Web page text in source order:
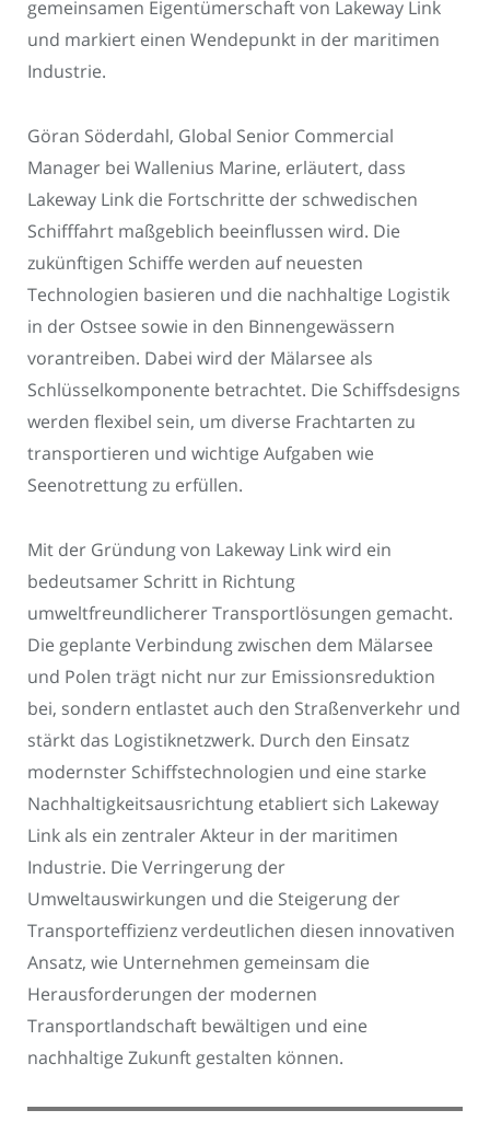
gemeinsamen Eigentümerschaft von Lakeway Link
und markiert einen Wendepunkt in der maritimen
Industrie.
Göran Söderdahl, Global Senior Commercial
Manager bei Wallenius Marine, erläutert, dass
Lakeway Link die Fortschritte der schwedischen
Schifffahrt maßgeblich beeinflussen wird. Die
zukünftigen Schiffe werden auf neuesten
Technologien basieren und die nachhaltige Logistik
in der Ostsee sowie in den Binnengewässern
vorantreiben. Dabei wird der Mälarsee als
Schlüsselkomponente betrachtet. Die Schiffsdesigns
werden flexibel sein, um diverse Frachtarten zu
transportieren und wichtige Aufgaben wie
Seenotrettung zu erfüllen.
Mit der Gründung von Lakeway Link wird ein
bedeutsamer Schritt in Richtung
umweltfreundlicherer Transportlösungen gemacht.
Die geplante Verbindung zwischen dem Mälarsee
und Polen trägt nicht nur zur Emissionsreduktion
bei, sondern entlastet auch den Straßenverkehr und
stärkt das Logistiknetzwerk. Durch den Einsatz
modernster Schiffstechnologien und eine starke
Nachhaltigkeitsausrichtung etabliert sich Lakeway
Link als ein zentraler Akteur in der maritimen
Industrie. Die Verringerung der
Umweltauswirkungen und die Steigerung der
Transporteffizienz verdeutlichen diesen innovativen
Ansatz, wie Unternehmen gemeinsam die
Herausforderungen der modernen
Transportlandschaft bewältigen und eine
nachhaltige Zukunft gestalten können.